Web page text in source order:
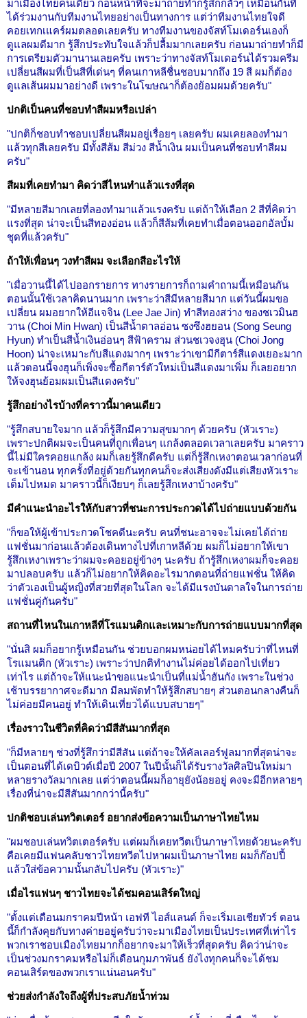
มาเมืองไทยคนเดียว ก่อนหน้าที่จะมาถ่ายทำก็รู้สึกกลัวๆ เหมือนกันที่
ได้ร่วมงานกับทีมงานไทยอย่างเป็นทางการ แต่ว่าทีมงานไทยใจดี
คอยเทกเแคร์ผมตลอดเลยครับ ทางทีมงานของจัสท์โมเดอร์นเองก็
ดูแลผมดีมาก รู้สึกประทับใจแล้วก็ปลื้มมากเลยครับ ก่อนมาถ่ายทำก็มี
การเตรียมตัวมานานเลยครับ เพราะว่าทางจัสท์โมเดอร์นได้รวมครีม
เปลี่ยนสีผมที่เป็นสีที่เด่นๆ ที่คนเกาหลีชื่นชอบมากถึง 19 สี ผมก็ต้อง
ดูแลเส้นผมมาอย่างดี เพราะในโฆษณาก็ต้องย้อมผมด้วยครับ"
ปกติเป็นคนที่ชอบทำสีผมหรือเปล่า
"ปกติก็ชอบทำชอบเปลี่ยนสีผมอยู่เรื่อยๆ เลยครับ ผมเคยลองทำมา
แล้วทุกสีเลยครับ มีทั้งสีส้ม สีม่วง สีน้ำเงิน ผมเป็นคนที่ชอบทำสีผม
ครับ"
สีผมที่เคยทำมา คิดว่าสีไหนทำแล้วแรงที่สุด
"มีหลายสีมากเลยที่ลองทำมาแล้วแรงครับ แต่ถ้าให้เลือก 2 สีที่คิดว่า
แรงที่สุด น่าจะเป็นสีทองอ่อน แล้วก็สีส้มที่เคยทำเมื่อตอนออกอัลบั้ม
ชุดที่แล้วครับ"
ถ้าให้เพื่อนๆ วงทำสีผม จะเลือกสีอะไรให้
"เมื่อวานนี้ได้ไปออกรายการ ทางรายการก็ถามคำถามนี้เหมือนกัน
ตอนนั้นใช้เวลาคิดนานมาก เพราะว่าสีมีหลายสีมาก แต่วันนี้ผมขอ
เปลี่ยน ผมอยากให้อีแจจิน (Lee Jae Jin) ทำสีทองสว่าง ของชเวมินฮ
วาน (Choi Min Hwan) เป็นสีน้ำตาลอ่อน ซงซึงฮยอน (Song Seung
Hyun) ทำเป็นสีน้ำเงินอ่อนๆ สีฟ้าคราม ส่วนชเวจงฮุน (Choi Jong
Hoon) น่าจะเหมาะกับสีแดงมากๆ เพราะว่าเขามีกีตาร์สีแดงเยอะมาก
แล้วตอนนี้จงฮุนก็เพิ่งจะซื้อกีตาร์ตัวใหม่เป็นสีแดงมาเพิ่ม ก็เลยอยาก
ให้จงฮุนย้อมผมเป็นสีแดงครับ"
รู้สึกอย่างไรบ้างที่คราวนี้มาคนเดียว
"รู้สึกสบายใจมาก แล้วก็รู้สึกมีความสุขมากๆ ด้วยครับ (หัวเราะ)
เพราะปกติผมจะเป็นคนที่ถูกเพื่อนๆ แกล้งตลอดเวลาเลยครับ มาคราว
นี้ไม่มีใครคอยแกล้ง ผมก็เลยรู้สึกดีครับ แต่ก็รู้สึกเหงาตอนเวลาก่อนที่
จะเข้านอน ทุกครั้งที่อยู่ด้วยกันทุกคนก็จะส่งเสียงดังมีแต่เสียงหัวเราะ
เต็มไปหมด มาคราวนี้ก็เงียบๆ ก็เลยรู้สึกเหงาบ้างครับ"
มีคำแนะนำอะไรให้กับสาวที่ชนะการประกวดได้ไปถ่ายแบบด้วยกัน
"ก็ขอให้ผู้เข้าประกวดโชคดีนะครับ คนที่ชนะอาจจะไม่เคยได้ถ่าย
แฟชั่นมาก่อนแล้วต้องเดินทางไปที่เกาหลีด้วย ผมก็ไม่อยากให้เขา
รู้สึกเหงาเพราะว่าผมจะคอยอยู่ข้างๆ นะครับ ถ้ารู้สึกเหงาผมก็จะคอย
มาปลอบครับ แล้วก็ไม่อยากให้คิดอะไรมากตอนที่ถ่ายแฟชั่น ให้คิด
ว่าตัวเองเป็นผู้หญิงที่สวยที่สุดในโลก จะได้มีแรงบันดาลใจในการถ่าย
แฟชั่นคู่กันครับ"
สถานที่ไหนในเกาหลีที่โรแมนติกและเหมาะกับการถ่ายแบบมากที่สุด
"นั่นสิ ผมก็อยากรู้เหมือนกัน ช่วยบอกผมหน่อยได้ไหมครับว่าที่ไหนที่
โรแมนติก (หัวเราะ) เพราะว่าปกติทำงานไม่ค่อยได้ออกไปเที่ยว
เท่าไร แต่ถ้าจะให้แนะนำขอแนะนำเป็นที่แม่น้ำฮันกัง เพราะในช่วง
เช้าบรรยากาศจะดีมาก มีลมพัดทำให้รู้สึกสบายๆ ส่วนตอนกลางคืนก็
ไม่ค่อยมีคนอยู่ ทำให้เดินเที่ยวได้แบบสบายๆ"
เรื่องราวในชีวิตที่คิดว่ามีสีสันมากที่สุด
"ก็มีหลายๆ ช่วงที่รู้สึกว่ามีสีสัน แต่ถ้าจะให้คัลเลอร์ฟูลมากที่สุดน่าจะ
เป็นตอนที่ได้เดบิวต์เมื่อปี 2007 ในปีนั้นก็ได้รับรางวัลศิลปินใหม่มา
หลายรางวัลมากเลย แต่ว่าตอนนี้ผมก็อายุยังน้อยอยู่ คงจะมีอีกหลายๆ
เรื่องที่น่าจะมีสีสันมากกว่านี้ครับ"
ปกติชอบเล่นทวิตเตอร์ อยากส่งข้อความเป็นภาษาไทยไหม
"ผมชอบเล่นทวิตเตอร์ครับ แต่ผมก็เคยทวีตเป็นภาษาไทยด้วยนะครับ
คือเคยมีแฟนคลับชาวไทยทวีตไปหาผมเป็นภาษาไทย ผมก็ก๊อปปี้
แล้วใส่ข้อความนั้นกลับไปครับ (หัวเราะ)"
เมื่อไรแฟนๆ ชาวไทยจะได้ชมคอนเสิร์ตใหญ่
"ตั้งแต่เดือนมกราคมปีหน้า เอฟที ไอส์แลนด์ ก็จะเริ่มเอเชียทัวร์ ตอน
นี้ก็กำลังคุยกับทางค่ายอยู่ครับว่าจะมาเมืองไทยเป็นประเทศที่เท่าไร
พวกเราชอบเมืองไทยมากก็อยากจะมาให้เร็วที่สุดครับ คิดว่าน่าจะ
เป็นช่วงมกราคมหรือไม่ก็เดือนกุมภาพันธ์ ยังไงทุกคนก็จะได้ชม
คอนเสิร์ตของพวกเราแน่นอนครับ"
ช่วยส่งกำลังใจถึงผู้ที่ประสบภัยน้ำท่วม